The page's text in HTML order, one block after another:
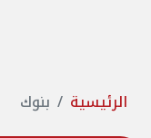
الرئيسية بنوك